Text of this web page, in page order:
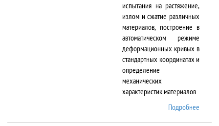
испытания на растяжение,
излом и сжатие различных
материалов, построение в
автоматическом режиме
деформационных кривых в
стандартных координатах и
определение
механических
характеристик материалов
Подробнее